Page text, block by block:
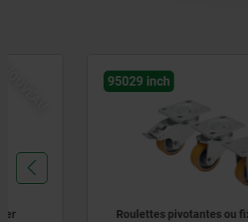
NOUVEAU
Roulettes pivotantes ou fixes en tôle